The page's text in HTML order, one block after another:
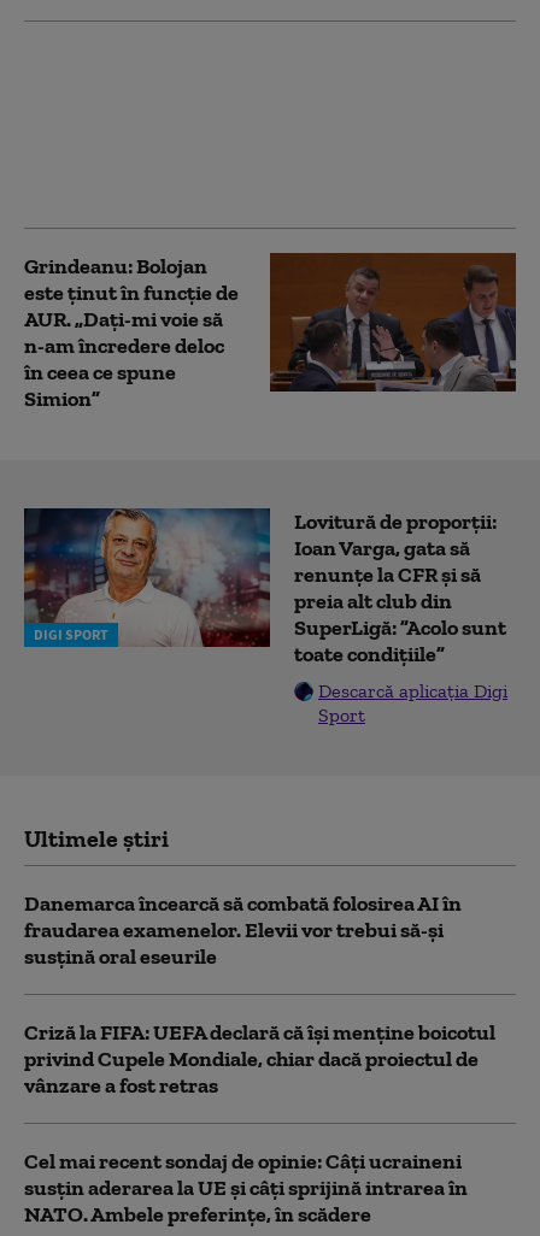
Grindeanu: Bolojan
este ținut în funcţie de
AUR. „Daţi-mi voie să
n-am încredere deloc
în ceea ce spune
Simion”
DIGI SPORT
Lovitură de proporții:
Ioan Varga, gata să
renunțe la CFR și să
preia alt club din
SuperLigă: ”Acolo sunt
toate condițiile”
Descarcă aplicația Digi
Sport
Ultimele știri
Danemarca încearcă să combată folosirea AI în
fraudarea examenelor. Elevii vor trebui să-şi
susţină oral eseurile
Criză la FIFA: UEFA declară că îşi menţine boicotul
privind Cupele Mondiale, chiar dacă proiectul de
vânzare a fost retras
Cel mai recent sondaj de opinie: Câți ucraineni
susțin aderarea la UE și câți sprijină intrarea în
NATO. Ambele preferințe, în scădere